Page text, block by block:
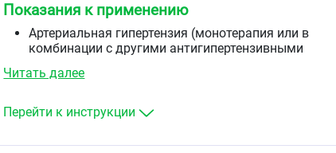
Показания к применению
Артериальная гипертензия (монотерапия или в
комбинации с другими антигипертензивными
Стабильная стенокардия напряжения и
Принцметала) (монотерапия или в комбинации с
Читать далее
Перейти к инструкции